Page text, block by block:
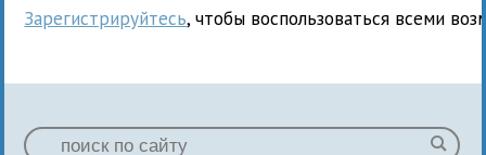
Зарегистрируйтесь, чтобы воспользоваться всеми